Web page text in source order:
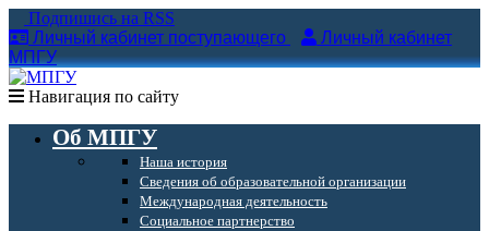
Подпишись на RSS
Личный кабинет поступающего
Личный кабинет
МПГУ
Навигация по сайту
Об МПГУ
Наша история
Сведения об образовательной организации
Международная деятельность
Социальное партнерство